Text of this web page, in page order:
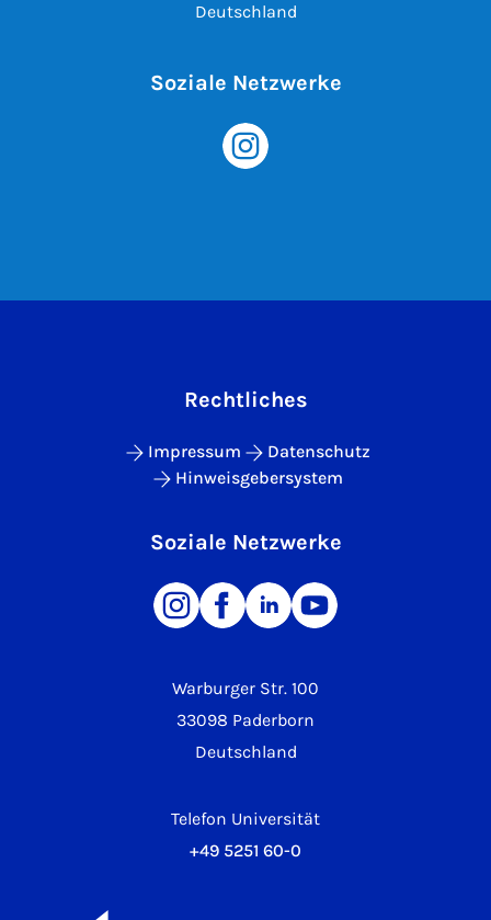
Deutschland
Soziale Netzwerke
Warburger Str. 100
33098 Paderborn
Deutschland
Telefon Universität
+49 5251 60-0
Rechtliches
Impressum
Datenschutz
Hinweisgebersystem
Soziale Netzwerke